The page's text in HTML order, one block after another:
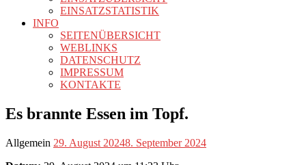
EINSATZSTATISTIK
INFO
SEITENÜBERSICHT
WEBLINKS
DATENSCHUTZ
IMPRESSUM
KONTAKTE
Es brannte Essen im Topf.
Allgemein 29. August 20248. September 2024